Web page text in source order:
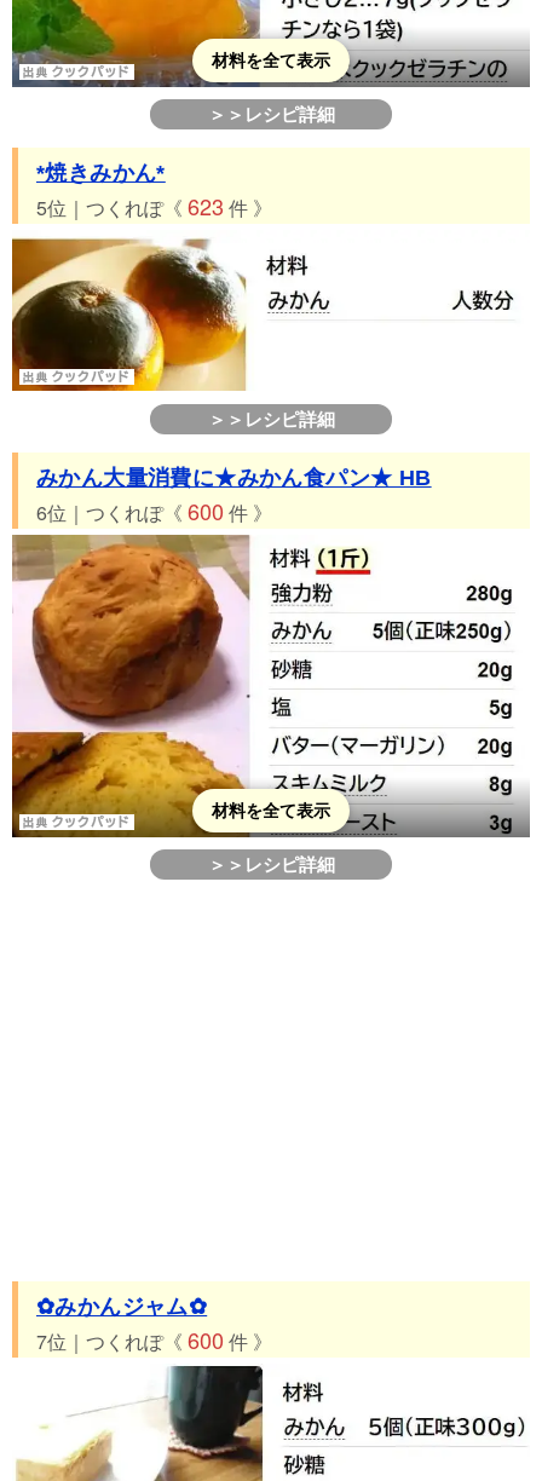
材料を全て表示
＞＞レシピ詳細
*焼きみかん*
5位｜つくれぽ《 623 件 》
＞＞レシピ詳細
みかん大量消費に★みかん食パン★ HB
6位｜つくれぽ《 600 件 》
材料を全て表示
＞＞レシピ詳細
✿みかんジャム✿
7位｜つくれぽ《 600 件 》